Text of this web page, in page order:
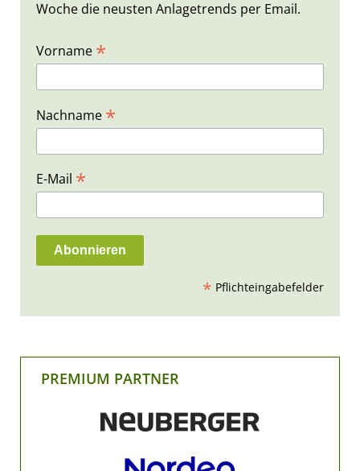
Woche die neusten Anlagetrends per Email.
Vorname *
Nachname *
E-Mail *
* Pflichteingabefelder
PREMIUM PARTNER